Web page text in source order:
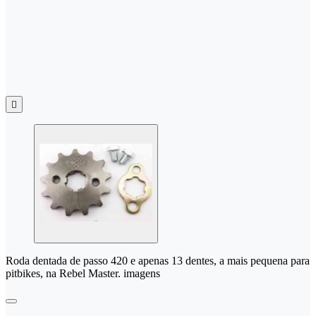

Roda dentada de passo 420 e apenas 13 dentes, a mais pequena para
pitbikes, na Rebel Master. imagens